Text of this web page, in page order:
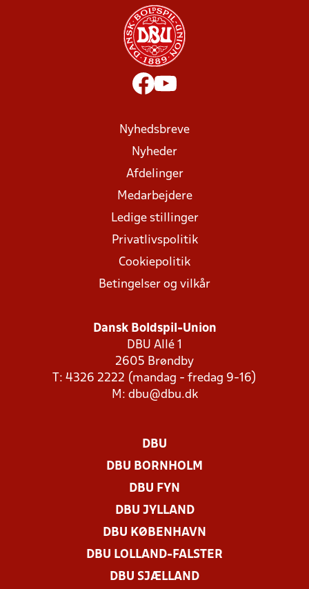
Nyhedsbreve
Nyheder
Afdelinger
Medarbejdere
Ledige stillinger
Privatlivspolitik
Cookiepolitik
Betingelser og vilkår
Dansk Boldspil-Union
DBU Allé 1
2605 Brøndby
T: 4326 2222 (mandag - fredag 9-16)
M: dbu@dbu.dk
DBU
DBU BORNHOLM
DBU FYN
DBU JYLLAND
DBU KØBENHAVN
DBU LOLLAND-FALSTER
DBU SJÆLLAND